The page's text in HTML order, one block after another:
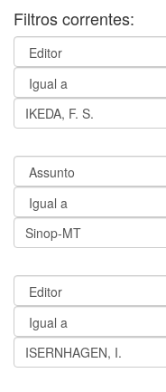
Filtros correntes: